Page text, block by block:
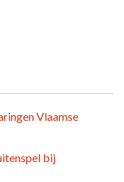
Vlaamse
bij